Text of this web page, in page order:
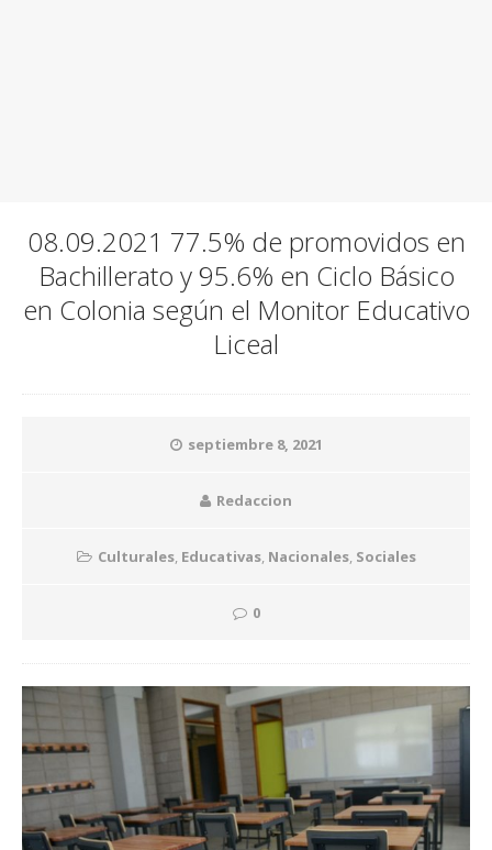
08.09.2021 77.5% de promovidos en
Bachillerato y 95.6% en Ciclo Básico
en Colonia según el Monitor Educativo
Liceal
septiembre 8, 2021
Redaccion
Culturales, Educativas, Nacionales, Sociales
0